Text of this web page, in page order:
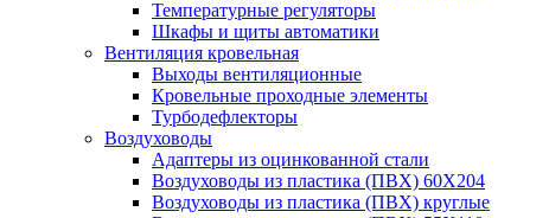
Температурные регуляторы
Шкафы и щиты автоматики
Вентиляция кровельная
Выходы вентиляционные
Кровельные проходные элементы
Турбодефлекторы
Воздуховоды
Адаптеры из оцинкованной стали
Воздуховоды из пластика (ПВХ) 60Х204
Воздуховоды из пластика (ПВХ) круглые